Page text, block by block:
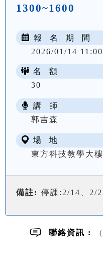
1300~1600
報 名 期 間
2026/01/14
名 額
30
講 師
郭吉森
場 地
東方科技教學大
備註: 停課:2/14、2/
聯絡資訊 :